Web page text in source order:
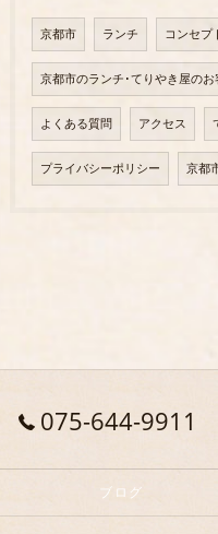
京都市 ランチ コンセプ
京都市のランチ･てりやき屋のお
よくある質問 アクセス
プライバシーポリシー 京都
075-644-9911
ブログ